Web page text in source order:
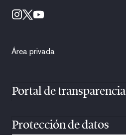
Área privada
Portal de transparencia
Protección de datos